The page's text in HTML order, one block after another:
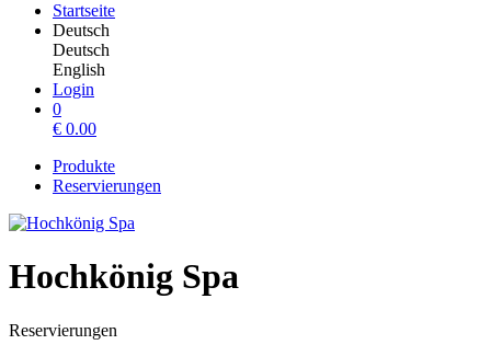
Startseite
Deutsch
Deutsch
English
Login
0
€ 0.00
Produkte
Reservierungen
Hochkönig Spa
Reservierungen